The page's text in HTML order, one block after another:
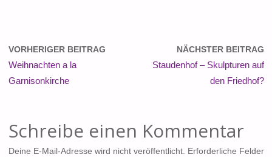
VORHERIGER BEITRAG
Weihnachten a la
Garnisonkirche
NÄCHSTER BEITRAG
Staudenhof – Skulpturen auf
den Friedhof?
Schreibe einen Kommentar
Deine E-Mail-Adresse wird nicht veröffentlicht.
Erforderliche Felder